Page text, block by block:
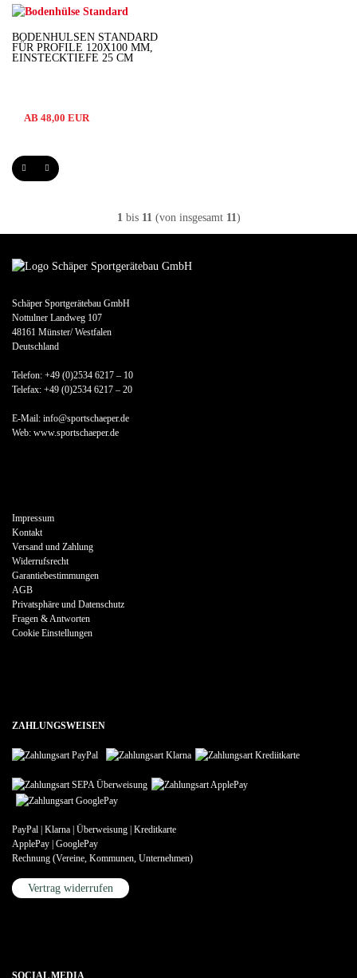
BODENHÜLSEN STANDARD
FÜR PROFILE 120X100 MM,
EINSTECKTIEFE 25 CM
AB 48,00 EUR
1bis 11(von insgesamt 11)
Schäper Sportgerätebau GmbH
Nottulner Landweg 107
48161 Münster/ Westfalen
Deutschland
Telefon: +49 (0)2534 6217 – 10
Telefax: +49 (0)2534 6217 – 20
E-Mail: info@sportschaeper.de
Web: www.sportschaeper.de
Impressum
Kontakt
Versand und Zahlung
Widerrufsrecht
Garantiebestimmungen
AGB
Privatsphäre und Datenschutz
Fragen & Antworten
Cookie Einstellungen
ZAHLUNGSWEISEN
PayPal | Klarna | Überweisung | Kreditkarte
ApplePay | GooglePay
Rechnung (Vereine, Kommunen, Unternehmen)
Vertrag widerrufen
SOCIAL MEDIA